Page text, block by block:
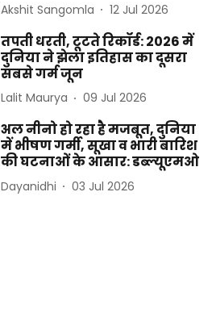
Akshit Sangomla 12 Jul 2026
तपती धरती, टूटते रिकॉर्ड: 2026 में
दुनिया ने झेला इतिहास का दूसरा
सबसे गर्म जून
Lalit Maurya 09 Jul 2026
अल नीनो हो रहा है मजबूत, दुनिया
में भीषण गर्मी, सूखा व भारी बारिश
की घटनाओं के आसार: डब्ल्यूएमओ
Dayanidhi 03 Jul 2026